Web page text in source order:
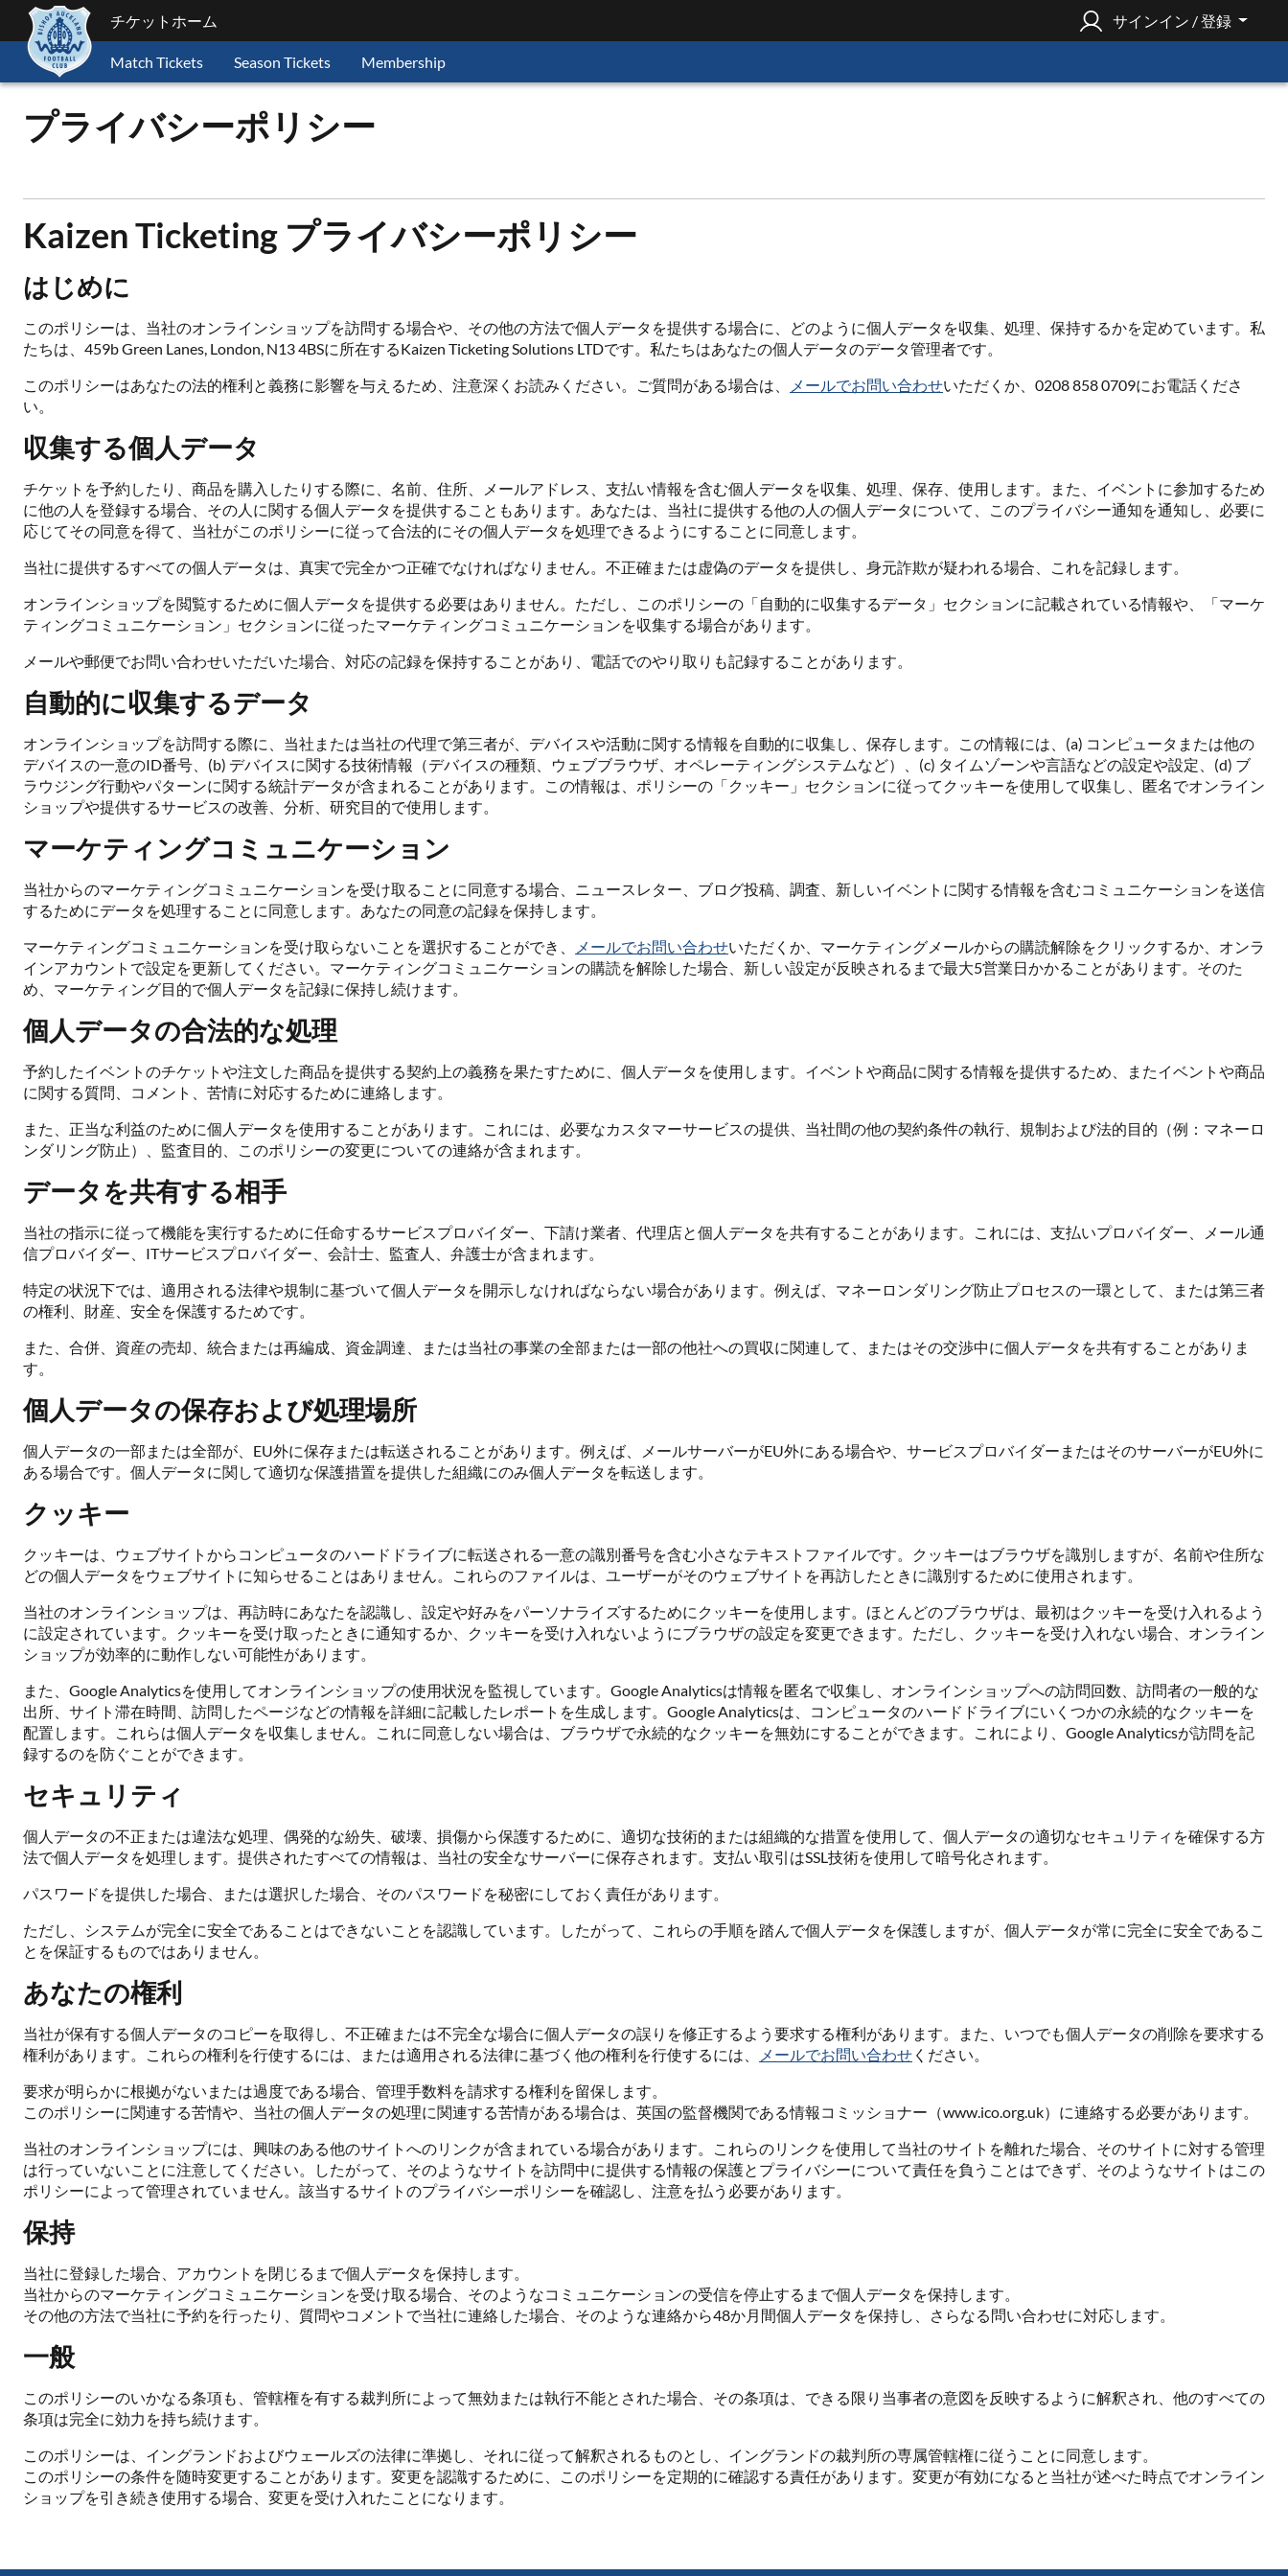
チケットホーム サインイン / 登録
Match Tickets Season Tickets Membership
プライバシーポリシー
Kaizen Ticketing プライバシーポリシー
はじめに
このポリシーは、当社のオンラインショップを訪問する場合や、その他の方法で個人データを提供する場合に、どのように個人データを収集、処理、保持するかを定めています。私
たちは、459b Green Lanes, London, N13 4BSに所在するKaizen Ticketing Solutions LTDです。私たちはあなたの個人データのデータ管理者です。
このポリシーはあなたの法的権利と義務に影響を与えるため、注意深くお読みください。ご質問がある場合は、
メールでお問い合わせいただくか、0208 858 0709にお電話くださ
い。
収集する個人データ
チケットを予約したり、商品を購入したりする際に、名前、住所、メールアドレス、支払い情報を含む個人データを収集、処理、保存、使用します。また、イベントに参加するため
に他の人を登録する場合、その人に関する個人データを提供することもあります。あなたは、当社に提供する他の人の個人データについて、このプライバシー通知を通知し、必要に
応じてその同意を得て、当社がこのポリシーに従って合法的にその個人データを処理できるようにすることに同意します。
当社に提供するすべての個人データは、真実で完全かつ正確でなければなりません。不正確または虚偽のデータを提供し、身元詐欺が疑われる場合、これを記録します。
オンラインショップを閲覧するために個人データを提供する必要はありません。ただし、このポリシーの「自動的に収集するデータ」セクションに記載されている情報や、「マーケ
ティングコミュニケーション」セクションに従ったマーケティングコミュニケーションを収集する場合があります。
メールや郵便でお問い合わせいただいた場合、対応の記録を保持することがあり、電話でのやり取りも記録することがあります。
自動的に収集するデータ
オンラインショップを訪問する際に、当社または当社の代理で第三者が、デバイスや活動に関する情報を自動的に収集し、保存します。この情報には、(a) コンピュータまたは他の
デバイスの一意のID番号、(b) デバイスに関する技術情報（デバイスの種類、ウェブブラウザ、オペレーティングシステムなど）、(c) タイムゾーンや言語などの設定や設定、(d) ブ
ラウジング行動やパターンに関する統計データが含まれることがあります。この情報は、ポリシーの「クッキー」セクションに従ってクッキーを使用して収集し、匿名でオンライン
ショップや提供するサービスの改善、分析、研究目的で使用します。
マーケティングコミュニケーション
当社からのマーケティングコミュニケーションを受け取ることに同意する場合、ニュースレター、ブログ投稿、調査、新しいイベントに関する情報を含むコミュニケーションを送信
するためにデータを処理することに同意します。あなたの同意の記録を保持します。
マーケティングコミュニケーションを受け取らないことを選択することができ、
メールでお問い合わせいただくか、マーケティングメールからの購読解除をクリックするか、オンラ
インアカウントで設定を更新してください。マーケティングコミュニケーションの購読を解除した場合、新しい設定が反映されるまで最大5営業日かかることがあります。そのた
め、マーケティング目的で個人データを記録に保持し続けます。
個人データの合法的な処理
予約したイベントのチケットや注文した商品を提供する契約上の義務を果たすために、個人データを使用します。イベントや商品に関する情報を提供するため、またイベントや商品
に関する質問、コメント、苦情に対応するために連絡します。
また、正当な利益のために個人データを使用することがあります。これには、必要なカスタマーサービスの提供、当社間の他の契約条件の執行、規制および法的目的（例：マネーロ
ンダリング防止）、監査目的、このポリシーの変更についての連絡が含まれます。
データを共有する相手
当社の指示に従って機能を実行するために任命するサービスプロバイダー、下請け業者、代理店と個人データを共有することがあります。これには、支払いプロバイダー、メール通
信プロバイダー、ITサービスプロバイダー、会計士、監査人、弁護士が含まれます。
特定の状況下では、適用される法律や規制に基づいて個人データを開示しなければならない場合があります。例えば、マネーロンダリング防止プロセスの一環として、または第三者
の権利、財産、安全を保護するためです。
また、合併、資産の売却、統合または再編成、資金調達、または当社の事業の全部または一部の他社への買収に関連して、またはその交渉中に個人データを共有することがありま
す。
個人データの保存および処理場所
個人データの一部または全部が、EU外に保存または転送されることがあります。例えば、メールサーバーがEU外にある場合や、サービスプロバイダーまたはそのサーバーがEU外に
ある場合です。個人データに関して適切な保護措置を提供した組織にのみ個人データを転送します。
クッキー
クッキーは、ウェブサイトからコンピュータのハードドライブに転送される一意の識別番号を含む小さなテキストファイルです。クッキーはブラウザを識別しますが、名前や住所な
どの個人データをウェブサイトに知らせることはありません。これらのファイルは、ユーザーがそのウェブサイトを再訪したときに識別するために使用されます。
当社のオンラインショップは、再訪時にあなたを認識し、設定や好みをパーソナライズするためにクッキーを使用します。ほとんどのブラウザは、最初はクッキーを受け入れるよう
に設定されています。クッキーを受け取ったときに通知するか、クッキーを受け入れないようにブラウザの設定を変更できます。ただし、クッキーを受け入れない場合、オンライン
ショップが効率的に動作しない可能性があります。
また、Google Analyticsを使用してオンラインショップの使用状況を監視しています。Google Analyticsは情報を匿名で収集し、オンラインショップへの訪問回数、訪問者の一般的な
出所、サイト滞在時間、訪問したページなどの情報を詳細に記載したレポートを生成します。Google Analyticsは、コンピュータのハードドライブにいくつかの永続的なクッキーを
配置します。これらは個人データを収集しません。これに同意しない場合は、ブラウザで永続的なクッキーを無効にすることができます。これにより、Google Analyticsが訪問を記
録するのを防ぐことができます。
セキュリティ
個人データの不正または違法な処理、偶発的な紛失、破壊、損傷から保護するために、適切な技術的または組織的な措置を使用して、個人データの適切なセキュリティを確保する方
法で個人データを処理します。提供されたすべての情報は、当社の安全なサーバーに保存されます。支払い取引はSSL技術を使用して暗号化されます。
パスワードを提供した場合、または選択した場合、そのパスワードを秘密にしておく責任があります。
ただし、システムが完全に安全であることはできないことを認識しています。したがって、これらの手順を踏んで個人データを保護しますが、個人データが常に完全に安全であるこ
とを保証するものではありません。
あなたの権利
当社が保有する個人データのコピーを取得し、不正確または不完全な場合に個人データの誤りを修正するよう要求する権利があります。また、いつでも個人データの削除を要求する
権利があります。これらの権利を行使するには、または適用される法律に基づく他の権利を行使するには、
メールでお問い合わせ ください。
要求が明らかに根拠がないまたは過度である場合、管理手数料を請求する権利を留保します。
このポリシーに関連する苦情や、当社の個人データの処理に関連する苦情がある場合は、英国の監督機関である情報コミッショナー（www.ico.org.uk）に連絡する必要があります。
当社のオンラインショップには、興味のある他のサイトへのリンクが含まれている場合があります。これらのリンクを使用して当社のサイトを離れた場合、そのサイトに対する管理
は行っていないことに注意してください。したがって、そのようなサイトを訪問中に提供する情報の保護とプライバシーについて責任を負うことはできず、そのようなサイトはこの
ポリシーによって管理されていません。該当するサイトのプライバシーポリシーを確認し、注意を払う必要があります。
保持
当社に登録した場合、アカウントを閉じるまで個人データを保持します。
当社からのマーケティングコミュニケーションを受け取る場合、そのようなコミュニケーションの受信を停止するまで個人データを保持します。
その他の方法で当社に予約を行ったり、質問やコメントで当社に連絡した場合、そのような連絡から48か月間個人データを保持し、さらなる問い合わせに対応します。
一般
このポリシーのいかなる条項も、管轄権を有する裁判所によって無効または執行不能とされた場合、その条項は、できる限り当事者の意図を反映するように解釈され、他のすべての
条項は完全に効力を持ち続けます。
このポリシーは、イングランドおよびウェールズの法律に準拠し、それに従って解釈されるものとし、イングランドの裁判所の専属管轄権に従うことに同意します。
このポリシーの条件を随時変更することがあります。変更を認識するために、このポリシーを定期的に確認する責任があります。変更が有効になると当社が述べた時点でオンライン
ショップを引き続き使用する場合、変更を受け入れたことになります。